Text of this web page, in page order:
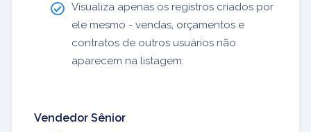
Visualiza apenas os registros criados por
ele mesmo - vendas, orçamentos e
contratos de outros usuários não
aparecem na listagem.
Vendedor Sênior